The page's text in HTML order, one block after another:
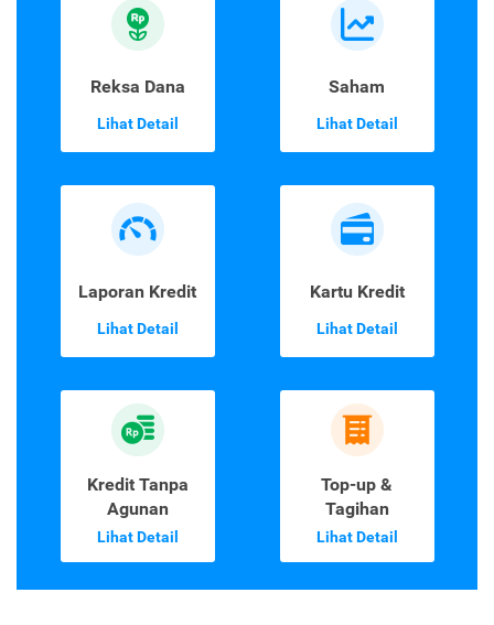
Reksa Dana
Lihat Detail
Saham
Lihat Detail
Laporan Kredit
Lihat Detail
Kartu Kredit
Lihat Detail
Kredit Tanpa
Agunan
Lihat Detail
Top-up &
Tagihan
Lihat Detail